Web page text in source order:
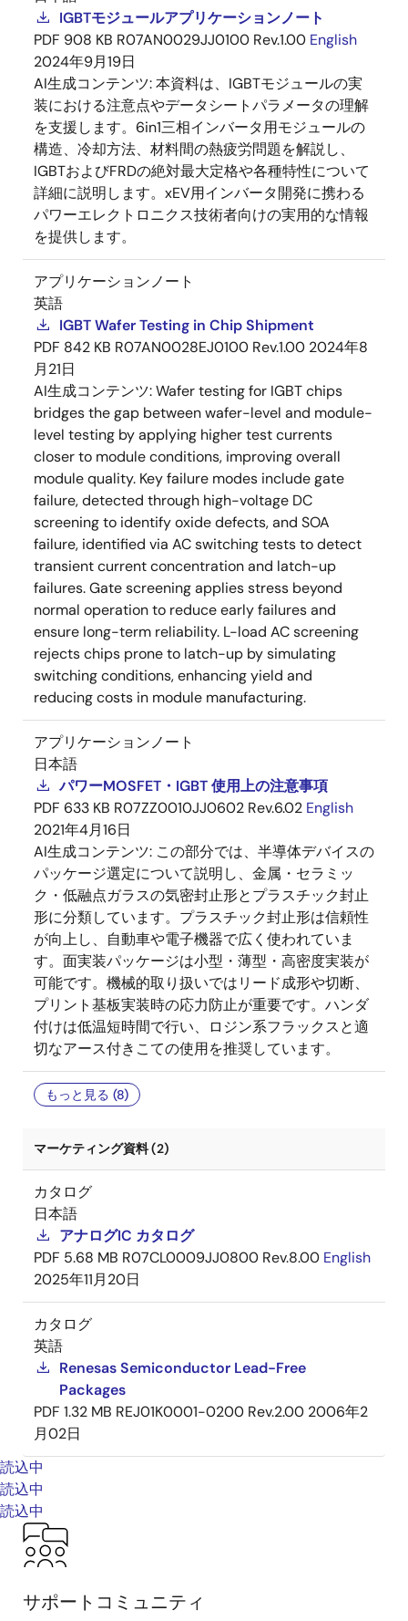
IGBTモジュールアプリケーションノート
PDF 908 KB R07AN0029JJ0100 Rev.1.00 English
2024年9月19日
AI生成コンテンツ:本資料は、IGBTモジュールの実
装における注意点やデータシートパラメータの理解
を支援します。6in1三相インバータ用モジュールの
構造、冷却方法、材料間の熱疲労問題を解説し、
IGBTおよびFRDの絶対最大定格や各種特性について
詳細に説明します。xEV用インバータ開発に携わる
パワーエレクトロニクス技術者向けの実用的な情報
を提供します。
アプリケーションノート
英語
IGBT Wafer Testing in Chip Shipment
PDF 842 KB R07AN0028EJ0100 Rev.1.00 2024年8
月21日
AI生成コンテンツ:Wafer testing for IGBT chips
bridges the gap between wafer-level and module-
level testing by applying higher test currents
closer to module conditions, improving overall
module quality. Key failure modes include gate
failure, detected through high-voltage DC
screening to identify oxide defects, and SOA
failure, identified via AC switching tests to detect
transient current concentration and latch-up
failures. Gate screening applies stress beyond
normal operation to reduce early failures and
ensure long-term reliability. L-load AC screening
rejects chips prone to latch-up by simulating
switching conditions, enhancing yield and
reducing costs in module manufacturing.
アプリケーションノート
日本語
パワーMOSFET・IGBT 使用上の注意事項
PDF 633 KB R07ZZ0010JJ0602 Rev.6.02 English
2021年4月16日
AI生成コンテンツ: この部分では、半導体デバイスの
パッケージ選定について説明し、金属・セラミッ
ク・低融点ガラスの気密封止形とプラスチック封止
形に分類しています。プラスチック封止形は信頼性
が向上し、自動車や電子機器で広く使われていま
す。面実装パッケージは小型・薄型・高密度実装が
可能です。機械的取り扱いではリード成形や切断、
プリント基板実装時の応力防止が重要です。ハンダ
付けは低温短時間で行い、ロジン系フラックスと適
切なアース付きこての使用を推奨しています。
もっと見る (8)
マーケティング資料 (2)
カタログ
日本語
アナログIC カタログ
PDF 5.68 MB R07CL0009JJ0800 Rev.8.00 English
2025年11月20日
カタログ
英語
Renesas Semiconductor Lead-Free
Packages
PDF 1.32 MB REJ01K0001-0200 Rev.2.00 2006年2
月02日
読込中
読込中
読込中
サポートコミュニティ